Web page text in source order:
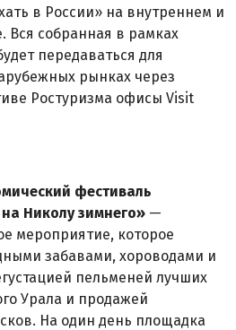
в России» на внутреннем и
собранная в рамках
передаваться для
рынках через
Ростуризма офисы Visit
фестиваль
Николу зимнего» —
мероприятие, которое
забавами, хороводами и
пельменей лучших
Урала и продажей
На один день площадка